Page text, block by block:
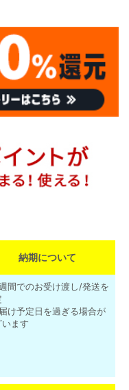
納期について
間でのお受け渡し/発送を
け予定日を過ぎる場合が
います